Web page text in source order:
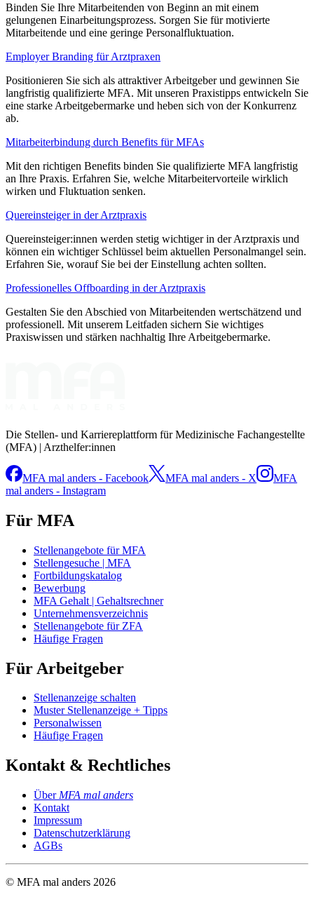
Binden Sie Ihre Mitarbeitenden von Beginn an mit einem
gelungenen Einarbeitungsprozess. Sorgen Sie für motivierte
Mitarbeitende und eine geringe Personalfluktuation.
Employer Branding für Arztpraxen
Positionieren Sie sich als attraktiver Arbeitgeber und gewinnen Sie
langfristig qualifizierte MFA. Mit unseren Praxistipps entwickeln Sie
eine starke Arbeitgebermarke und heben sich von der Konkurrenz
ab.
Mitarbeiterbindung durch Benefits für MFAs
Mit den richtigen Benefits binden Sie qualifizierte MFA langfristig
an Ihre Praxis. Erfahren Sie, welche Mitarbeitervorteile wirklich
wirken und Fluktuation senken.
Quereinsteiger in der Arztpraxis
Quereinsteiger:innen werden stetig wichtiger in der Arztpraxis und
können ein wichtiger Schlüssel beim aktuellen Personalmangel sein.
Erfahren Sie, worauf Sie bei der Einstellung achten sollten.
Professionelles Offboarding in der Arztpraxis
Gestalten Sie den Abschied von Mitarbeitenden wertschätzend und
professionell. Mit unserem Leitfaden sichern Sie wichtiges
Praxiswissen und stärken nachhaltig Ihre Arbeitgebermarke.
Die Stellen- und Karriereplattform für Medizinische Fachangestellte
(MFA) | Arzthelfer:innen
MFA mal anders - Facebook MFA mal anders - X
MFA
mal anders - Instagram
Für MFA
Stellenangebote für MFA
Stellengesuche | MFA
Fortbildungskatalog
Bewerbung
MFA Gehalt | Gehaltsrechner
Unternehmensverzeichnis
Stellenangebote für ZFA
Häufige Fragen
Für Arbeitgeber
Stellenanzeige schalten
Muster Stellenanzeige + Tipps
Personalwissen
Häufige Fragen
Kontakt & Rechtliches
Über MFA mal anders
Kontakt
Impressum
Datenschutzerklärung
AGBs
© MFA mal anders 2026